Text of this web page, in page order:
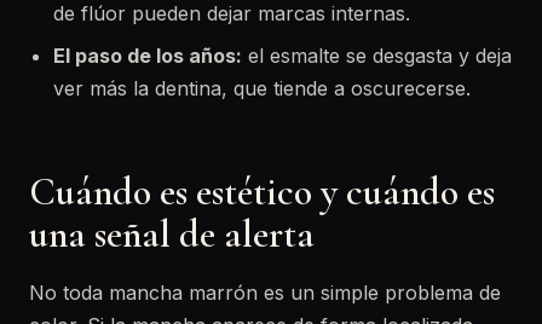
de flúor pueden dejar marcas internas.
El paso de los años: el esmalte se desgasta y deja
ver más la dentina, que tiende a oscurecerse.
Cuándo es estético y cuándo es
una señal de alerta
No toda mancha marrón es un simple problema de